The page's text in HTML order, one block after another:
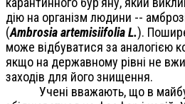
дію на організм людини --
(Ambrosia artemisiifolia L.).
може відбуватися за аналогією
якщо на державному рівні не
заходів для його знищення.
Учені вважають, що в